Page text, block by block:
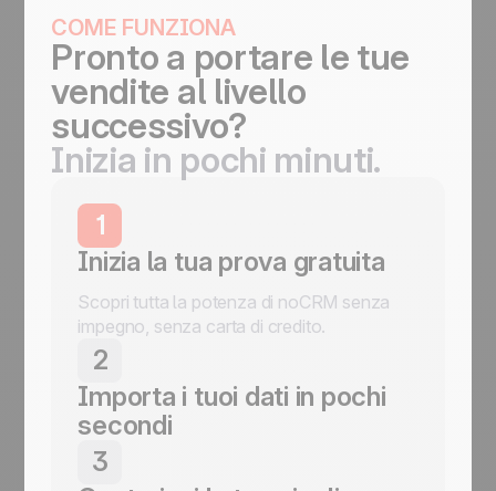
COME FUNZIONA
Pronto a portare le tue
vendite al livello
successivo?
Inizia in pochi minuti.
1
Inizia la tua prova gratuita
Scopri tutta la potenza di noCRM senza
impegno, senza carta di credito.
2
Importa i tuoi dati in pochi
secondi
Importa lead da qualsiasi fonte: email,
WhatsApp, moduli o CSV in pochi clic.
3